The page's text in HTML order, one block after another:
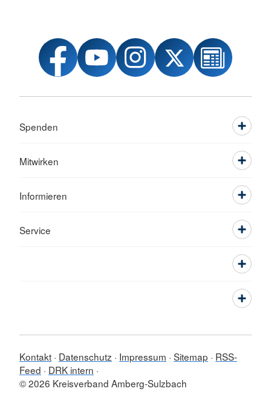
Spenden
Mitwirken
Informieren
Service
Kontakt Datenschutz Impressum Sitemap
RSS-
Feed
DRK intern
© 2026 Kreisverband Amberg-Sulzbach